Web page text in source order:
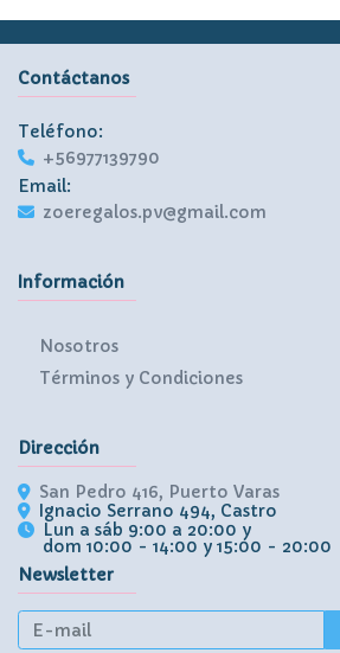
Contáctanos
Teléfono:
+56977139790
Email:
zoeregalos.pv@gmail.com
Información
Nosotros
Términos y Condiciones
Dirección
San Pedro 416, Puerto Varas
Ignacio Serrano 494, Castro
Lun a sáb 9:00 a 20:00 y
dom 10:00 - 14:00 y 15:00 - 20:00
Newsletter